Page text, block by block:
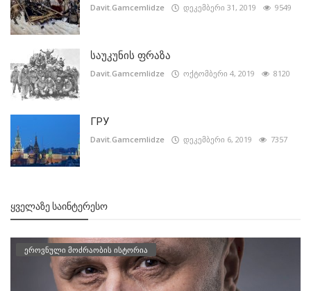
Davit.Gamcemlidze დეკემბერი 31, 2019 9549
საუკუნის ფრაზა
Davit.Gamcemlidze ოქტომბერი 4, 2019 8120
ГРУ
Davit.Gamcemlidze დეკემბერი 6, 2019 7357
ᲧᲕᲔᲚᲐᲖᲔ ᲡᲐᲘᲜᲢᲔᲠᲔᲡᲝ
ეროვნული მოძრაობის ისტორია